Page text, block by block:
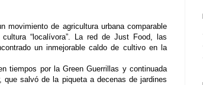
de agricultura urbana comparable
“localívora”. La red de Just Food, las
un inmejorable caldo de cultivo en la
tiempos por la Green Guerrillas y continuada
salvó de la piqueta a decenas de jardines